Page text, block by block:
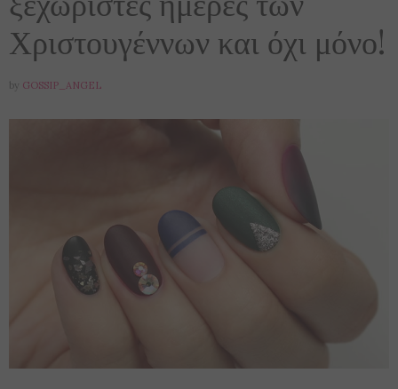
Χριστουγέννων και όχι μόνο!
by GOSSIP_ANGEL